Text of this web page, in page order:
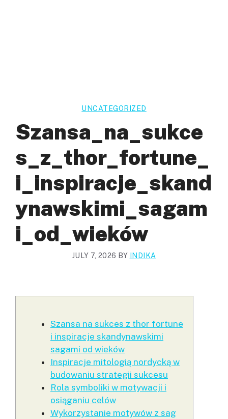
UNCATEGORIZED
Szansa_na_sukce
S_z_thor_fortune_
I_inspiracje_skand
Ynawskimi_sagam
I_od_wieków
JULY 7, 2026 BY INDIKA
Szansa na sukces z thor fortune
i inspiracje skandynawskimi
sagami od wieków
Inspiracje mitologią nordycką w
budowaniu strategii sukcesu
Rola symboliki w motywacji i
osiąganiu celów
Wykorzystanie motywów z sag